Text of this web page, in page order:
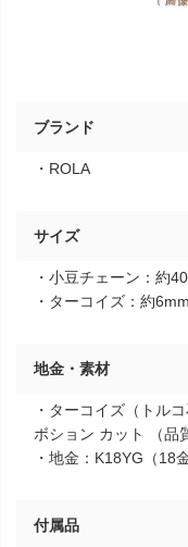
ブランド
・ROLA
サイズ
・小豆チェーン：約
・ターコイズ：約
地金・素材
・ターコイズ（トル
ボション カット （品
・地金：K18YG（18
付属品